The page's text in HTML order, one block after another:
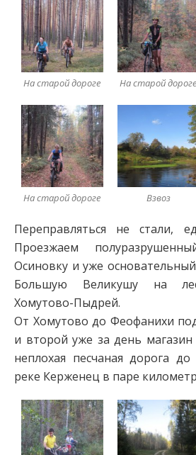
На старой дороге На старой дороге
На старой дороге Взвоз
Переправляться не стали,
Проезжаем
Осиновку и уже
Большую Великушу на
Хомутово-Пыдрей.
От Хомутово до Феофанихи
и второй уже за день
неплохая песчаная дорога
реке Керженец в паре